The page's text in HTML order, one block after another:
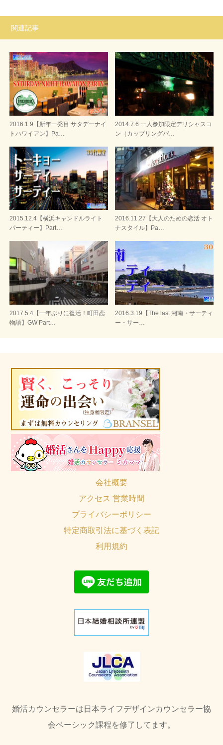
関連記事
2016.1.9【新年一発目 サタデーナイ
トハワイアン】Pa…
2014.7.6 一人参加限定デリシャスコ
ン（カップリングパ…
2015.12.4【横浜キャンドルライト
パーティー】Part…
2016.11.27【大人のための恋活 オト
ナスタイル】Pa…
2017.5.4【一年ぶりに復活！町田恋
物語】GW Part…
2016.3.19【The last 湘南・サーティ
ー・サー…
会社概要
アクセス 営業時間
プライバシーポリシー
特定商取引法に基づく表記
利用規約
婚活カウンセラーは日本ライフデザインカウンセラー協
会ベーシック課程を修了してます。